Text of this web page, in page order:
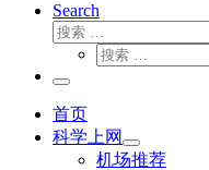
Search
搜
搜
主
菜
单
首页
科学上网
机场推荐